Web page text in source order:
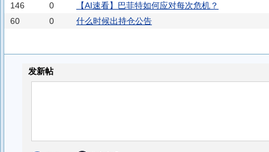
146
0
【AI速看】巴菲特如何应对每次危机？
60
0 什么时候出持仓公告